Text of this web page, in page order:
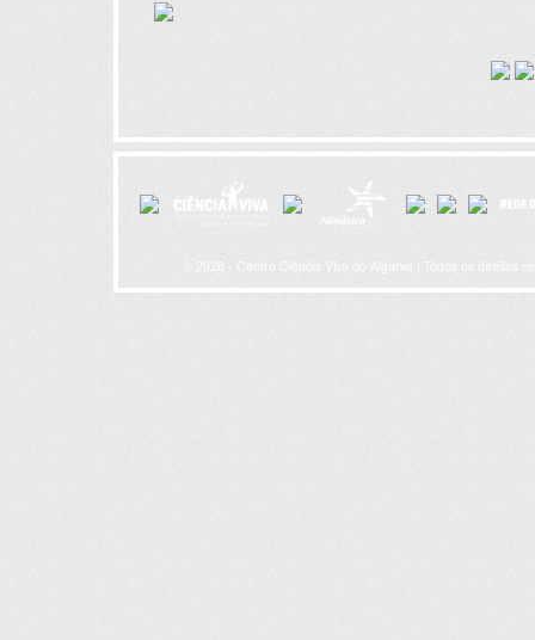
© 2026 - Centro Ciência Viva do Algarve | Todos os direitos